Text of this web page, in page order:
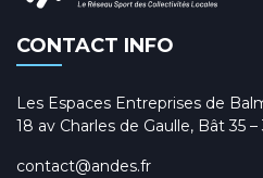
CONTACT INFO
Les Espaces Entreprises de
18 av Charles de Gaulle, Bât 35 –
contact@andes.fr